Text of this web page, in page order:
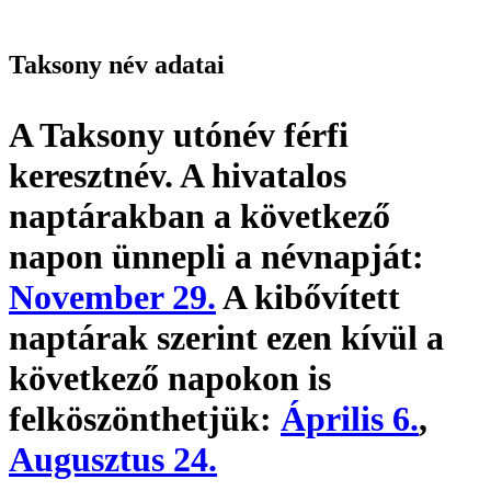
Taksony név adatai
A Taksony utónév férfi
keresztnév. A hivatalos
naptárakban a következő
napon ünnepli a névnapját:
November 29.A kibővített
naptárak szerint ezen kívül a
következő napokon is
felköszönthetjük: Április 6.,
Augusztus 24.